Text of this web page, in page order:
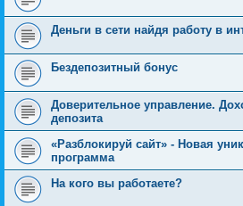
Деньги в сети найдя работу в
Бездепозитный бонус
Доверительное управление.
депозита
«Разблокируй сайт» - Новая
программа
На кого вы работаете?